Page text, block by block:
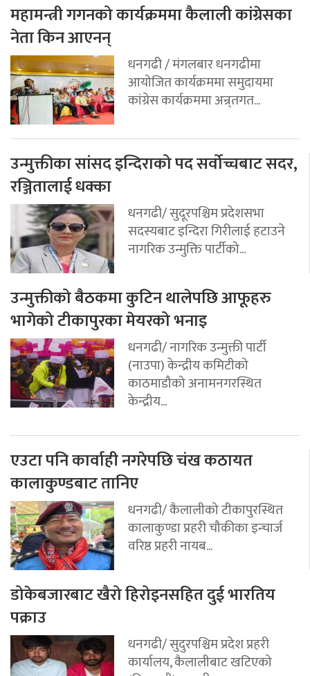
महामन्त्री गगनको कार्यक्रममा कैलाली कांग्रेसका
नेता किन आएनन्
धनगढी / मंगलबार धनगढीमा
आयोजित कार्यक्रममा समुदायमा
कांग्रेस कार्यक्रममा अन्र्तगत...
उन्मुक्तीका सांसद इन्दिराको पद सर्वोच्चबाट सदर,
रञ्जितालाई धक्का
धनगढी/ सुदूरपश्चिम प्रदेशसभा
सदस्यबाट इन्दिरा गिरीलाई हटाउने
नागरिक उन्मुक्ति पार्टीको...
उन्मुक्तीको बैठकमा कुटिन थालेपछि आफूहरु
भागेको टीकापुरका मेयरको भनाइ
धनगढी/ नागरिक उन्मुक्ती पार्टी
(नाउपा) केन्द्रीय कमिटीको
काठमाडौको अनामनगरस्थित
केन्द्रीय...
एउटा पनि कार्वाही नगरेपछि चंख कठायत
कालाकुण्डबाट तानिए
धनगढी/ कैलालीको टीकापुरस्थित
कालाकुण्डा प्रहरी चौकीका इन्चार्ज
वरिष्ठ प्रहरी नायब...
डोकेबजारबाट खैरो हिरोइनसहित दुई भारतिय
पक्राउ
धनगढी/ सुदुरपश्चिम प्रदेश प्रहरी
कार्यालय, कैलालीबाट खटिएको